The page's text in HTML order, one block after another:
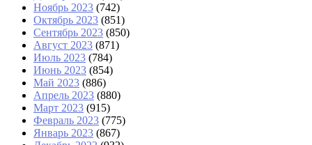
Ноябрь 2023 (742)
Октябрь 2023 (851)
Сентябрь 2023 (850)
Август 2023 (871)
Июль 2023 (784)
Июнь 2023 (854)
Май 2023 (886)
Апрель 2023 (880)
Март 2023 (915)
Февраль 2023 (775)
Январь 2023 (867)